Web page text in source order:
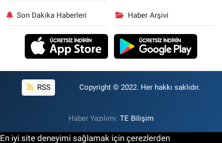
Son Dakika Haberleri Haber Arşivi
RSS Copyright © 2022. Her hakkı saklıdır.
Haber Yazılımı: TE Bilişim
En iyi site deneyimi sağlamak için çerezlerden